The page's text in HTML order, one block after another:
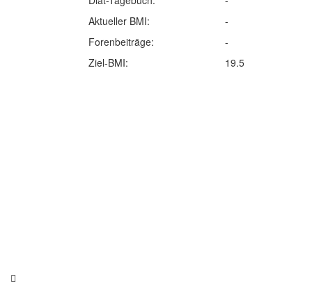
Aktueller BMI:
-
Forenbeiträge:
-
Ziel-BMI:
19.5